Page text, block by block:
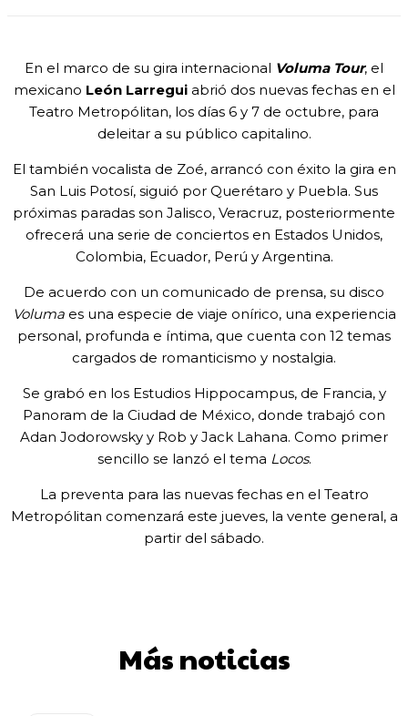
En el marco de su gira internacional Voluma Tour, el
mexicano León Larreguiabrió dos nuevas fechas en el
Teatro Metropólitan, los días 6 y 7 de octubre, para
deleitar a su público capitalino.
El también vocalista de Zoé, arrancó con éxito la gira en
San Luis Potosí, siguió por Querétaro y Puebla. Sus
próximas paradas son Jalisco, Veracruz, posteriormente
ofrecerá una serie de conciertos en Estados Unidos,
Colombia, Ecuador, Perú y Argentina.
De acuerdo con un comunicado de prensa, su disco
Volumaes una especie de viaje onírico, una experiencia
personal, profunda e íntima, que cuenta con 12 temas
cargados de romanticismo y nostalgia.
Se grabó en los Estudios Hippocampus, de Francia, y
Panoram de la Ciudad de México, donde trabajó con
Adan Jodorowsky y Rob y Jack Lahana. Como primer
sencillo se lanzó el tema Locos.
La preventa para las nuevas fechas en el Teatro
Metropólitan comenzará este jueves, la vente general, a
partir del sábado.
Más noticias